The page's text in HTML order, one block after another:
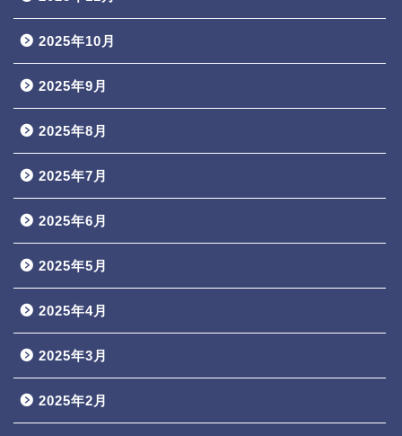
2025年10月
2025年9月
2025年8月
2025年7月
2025年6月
2025年5月
2025年4月
2025年3月
2025年2月